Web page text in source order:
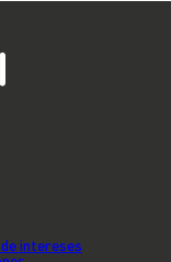
intereses